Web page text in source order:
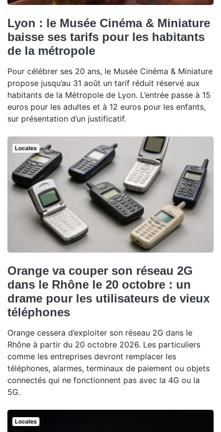
Lyon : le Musée Cinéma & Miniature
baisse ses tarifs pour les habitants
de la métropole
Pour célébrer ses 20 ans, le Musée Cinéma & Miniature
propose jusqu’au 31 août un tarif réduit réservé aux
habitants de la Métropole de Lyon. L’entrée passe à 15
euros pour les adultes et à 12 euros pour les enfants,
sur présentation d’un justificatif.
Locales
Orange va couper son réseau 2G
dans le Rhône le 20 octobre : un
drame pour les utilisateurs de vieux
téléphones
Orange cessera d’exploiter son réseau 2G dans le
Rhône à partir du 20 octobre 2026. Les particuliers
comme les entreprises devront remplacer les
téléphones, alarmes, terminaux de paiement ou objets
connectés qui ne fonctionnent pas avec la 4G ou la
5G.
Locales